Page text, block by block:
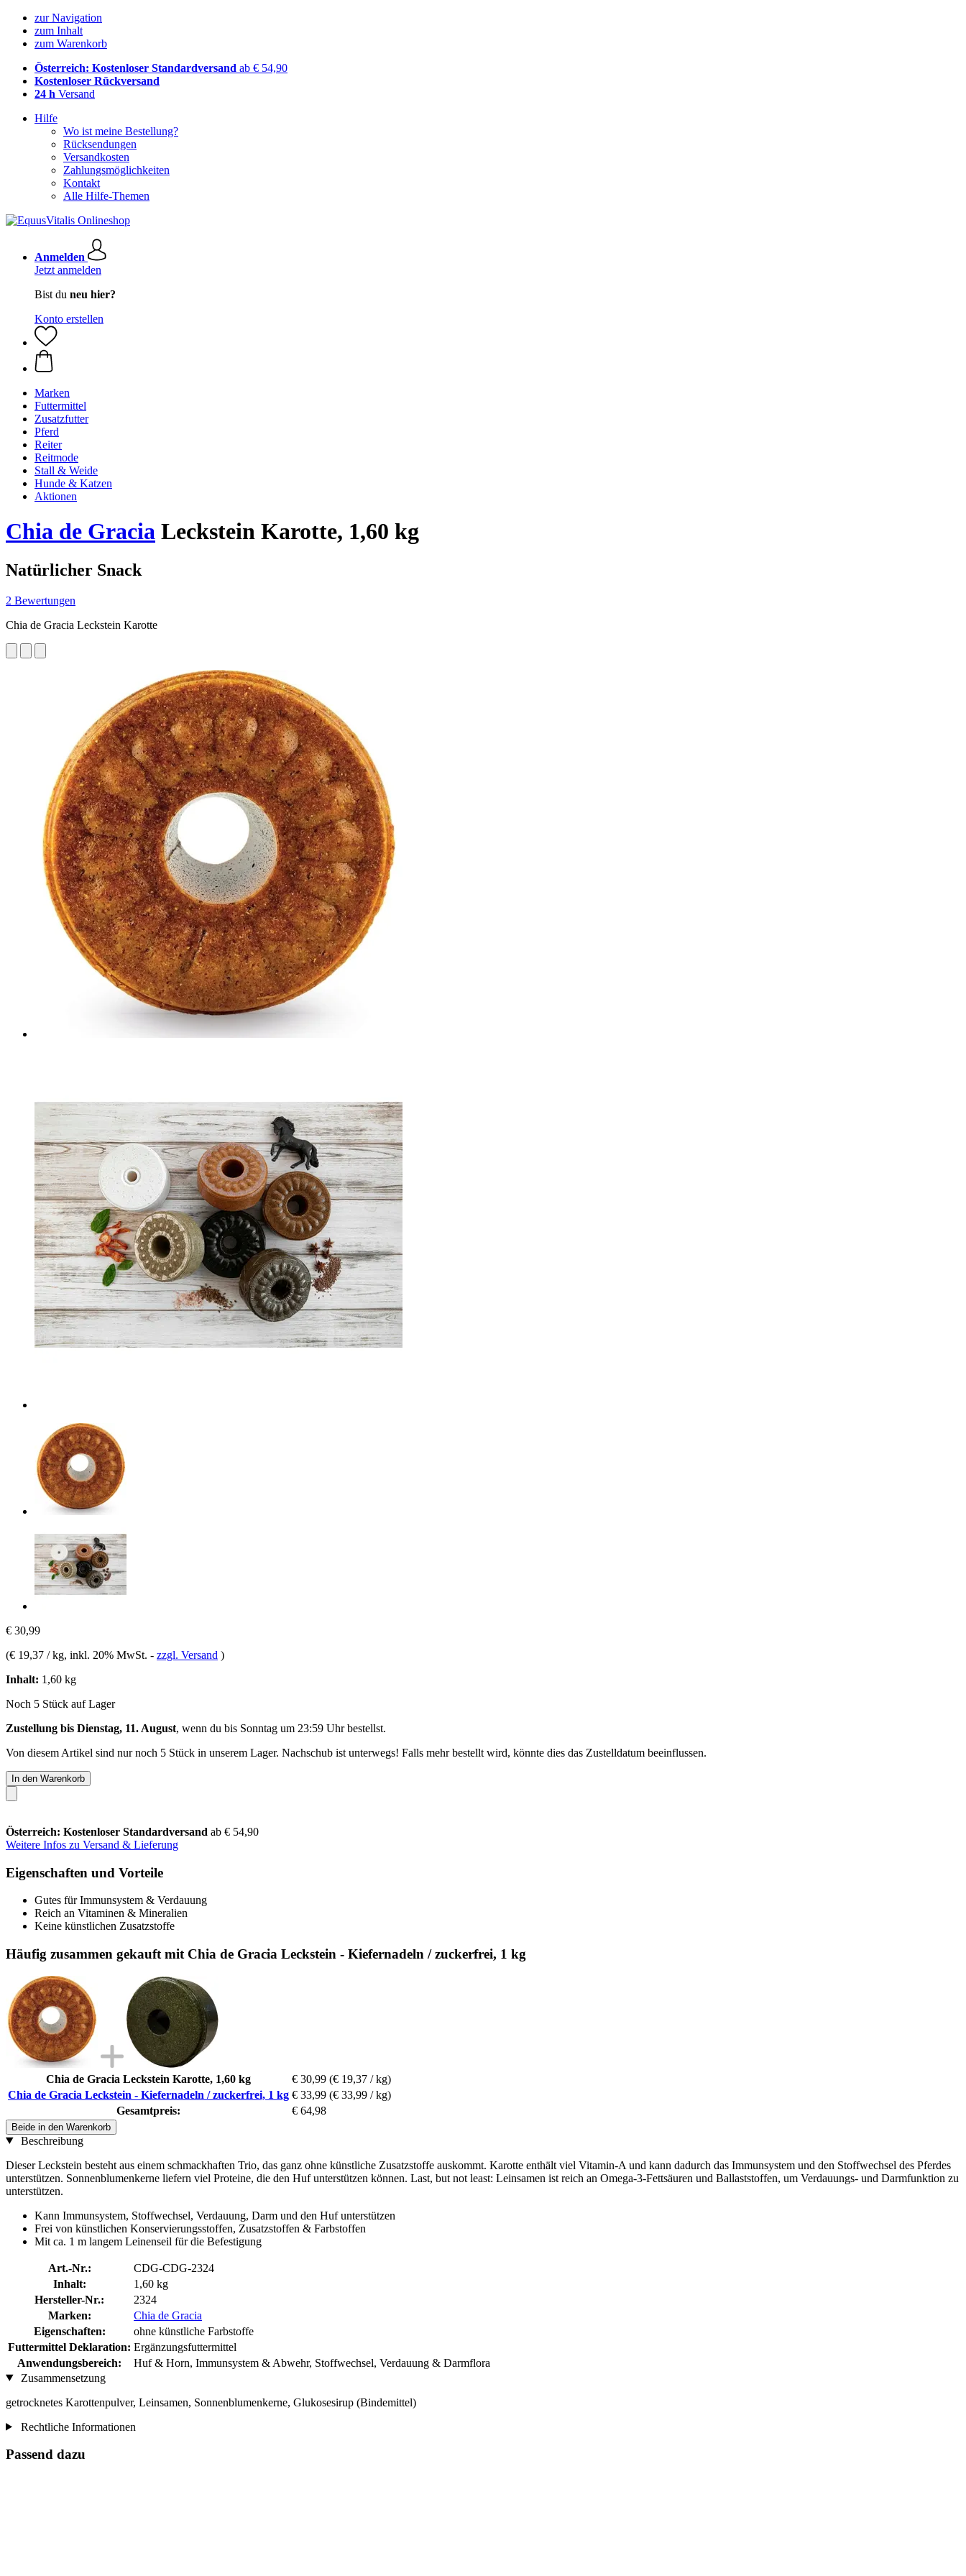
zur Navigation
zum Inhalt
zum Warenkorb
Österreich: Kostenloser Standardversand ab € 54,90
Kostenloser Rückversand
24 h Versand
Hilfe
Wo ist meine Bestellung?
Rücksendungen
Versandkosten
Zahlungsmöglichkeiten
Kontakt
Alle Hilfe-Themen
Anmelden
Jetzt anmelden
Bist du neu hier?
Konto erstellen
Marken
Futtermittel
Zusatzfutter
Pferd
Reiter
Reitmode
Stall & Weide
Hunde & Katzen
Aktionen
Chia de Gracia Leckstein Karotte, 1,60 kg
Natürlicher Snack
2 Bewertungen
Chia de Gracia Leckstein Karotte
€ 30,99
(€ 19,37 / kg, inkl. 20% MwSt. - zzgl. Versand )
Inhalt: 1,60 kg
Noch 5 Stück auf Lager
Zustellung bis Dienstag, 11. August, wenn du bis Sonntag um 23:59 Uhrbestellst.
Von diesem Artikel sind nur noch 5 Stück in unserem Lager. Nachschub ist unterwegs! Falls mehr bestellt wird, könnte dies das Zustelldatum beeinflussen.
In den Warenkorb
Österreich: Kostenloser Standardversand ab € 54,90
Weitere Infos zu Versand & Lieferung
Eigenschaften und Vorteile
Gutes für Immunsystem & Verdauung
Reich an Vitaminen & Mineralien
Keine künstlichen Zusatzstoffe
Häufig zusammen gekauft mit Chia de Gracia Leckstein - Kiefernadeln / zuckerfrei, 1 kg
Chia de Gracia Leckstein Karotte, 1,60 kg € 30,99 (€ 19,37 / kg)
Chia de Gracia Leckstein - Kiefernadeln / zuckerfrei, 1 kg € 33,99 (€ 33,99 / kg)
Gesamtpreis:
€ 64,98
Beide in den Warenkorb
Beschreibung
Dieser Leckstein besteht aus einem schmackhaften Trio, das ganz ohne künstliche Zusatzstoffe auskommt. Karotte enthält viel Vitamin-A und kann dadurch das Immunsystem und den Stoffwechsel des Pferdes
unterstützen. Sonnenblumenkerne liefern viel Proteine, die den Huf unterstützen können. Last, but not least: Leinsamen ist reich an Omega-3-Fettsäuren und Ballaststoffen, um Verdauungs- und Darmfunktion zu
unterstützen.
Kann Immunsystem, Stoffwechsel, Verdauung, Darm und den Huf unterstützen
Frei von künstlichen Konservierungsstoffen, Zusatzstoffen & Farbstoffen
Mit ca. 1 m langem Leinenseil für die Befestigung
Art.-Nr.:
CDG-CDG-2324
Inhalt:
1,60 kg
Hersteller-Nr.:
2324
Marken:
Chia de Gracia
Eigenschaften:
ohne künstliche Farbstoffe
Futtermittel Deklaration: Ergänzungsfuttermittel
Anwendungsbereich:
Huf & Horn, Immunsystem & Abwehr, Stoffwechsel, Verdauung & Darmflora
Zusammensetzung
getrocknetes Karottenpulver, Leinsamen, Sonnenblumenkerne, Glukosesirup (Bindemittel)
Rechtliche Informationen
Passend dazu